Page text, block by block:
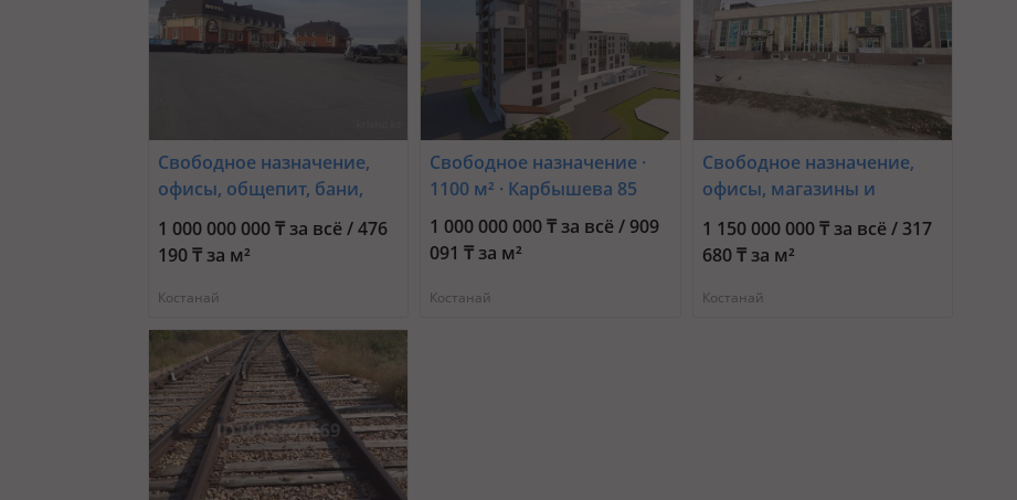
Свободное назначение,
офисы, общепит, бани,
гостиницы и зоны отдыха,
развлечения · 2100 м² ·
Арман 1 — На въезде в
город
1 000 000 000 ₸ за всё / 476
190 ₸ за м²
Костанай
Свободное назначение ·
1100 м² · Карбышева 85
1 000 000 000 ₸ за всё / 909
091 ₸ за м²
Костанай
Свободное назначение,
офисы, магазины и
бутики, азс, автосервисы
и автомойки, общепит,
развлечения · 3620 м² ·
Баймагамбетова 8в —
1 150 000 000 ₸ за всё / 317
680 ₸ за м²
Костанай